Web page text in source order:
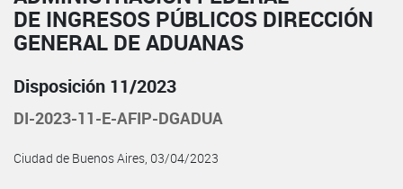
DE INGRESOS PÚBLICOS DIRECCIÓN
GENERAL DE ADUANAS
Disposición 11/2023
DI-2023-11-E-AFIP-DGADUA
Ciudad de Buenos Aires, 03/04/2023